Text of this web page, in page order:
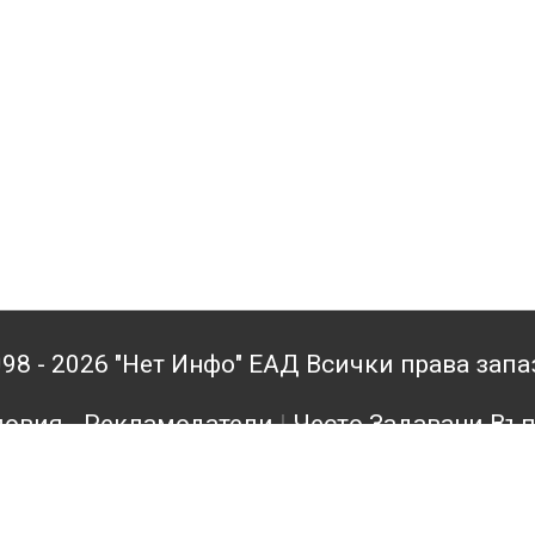
- 2026 "Нет Инфо" ЕАД Всички права
- Рекламодатели|Често Задавани